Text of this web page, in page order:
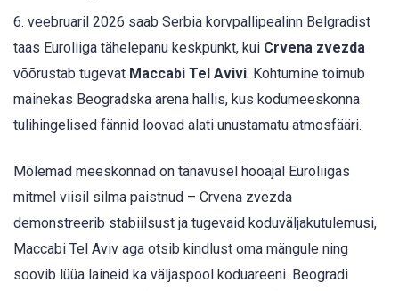
6. veebruaril 2026 saab Serbia korvpallipealinn Belgradist
taas Euroliiga tähelepanu keskpunkt, kui Crvena zvezda
võõrustab tugevat Maccabi Tel Avivi. Kohtumine toimub
mainekas Beogradska arena hallis, kus kodumeeskonna
tulihingelised fännid loovad alati unustamatu atmosfääri.
Mõlemad meeskonnad on tänavusel hooajal Euroliigas
mitmel viisil silma paistnud – Crvena zvezda
demonstreerib stabiilsust ja tugevaid koduväljakutulemusi,
Maccabi Tel Aviv aga otsib kindlust oma mängule ning
soovib lüüa laineid ka väljaspool koduareeni. Beogradi